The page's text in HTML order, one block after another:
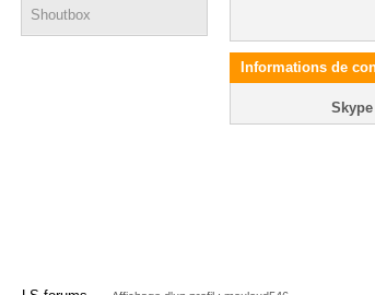
Shoutbox
Informations de
Skype